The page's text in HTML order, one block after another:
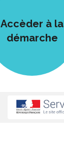
Accèder à la
démarche